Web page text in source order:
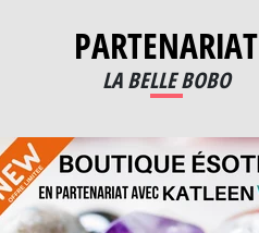
PARTENARIAT
LA BELLE BOBO